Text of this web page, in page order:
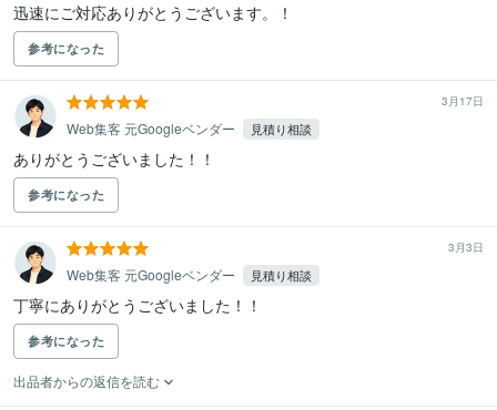
迅速にご対応ありがとうございます。！
参考になった
3月17日
Web集客 元Googleベンダー 見積り相談
ありがとうございました！！
参考になった
3月3日
Web集客 元Googleベンダー 見積り相談
丁寧にありがとうございました！！
参考になった
出品者からの返信を読む